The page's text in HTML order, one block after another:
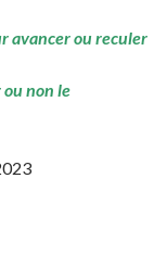
avancer ou reculer
ou non le